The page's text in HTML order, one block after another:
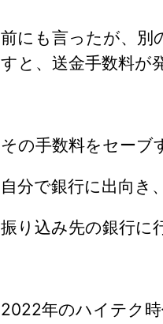
前にも言ったが、別
すと、送金手数料が
その手数料をセーブ
自分で銀行に出向き
振り込み先の銀行に
2022年のハイテク時